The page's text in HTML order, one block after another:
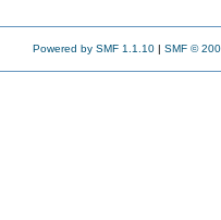
Powered by SMF 1.1.10| SMF ©